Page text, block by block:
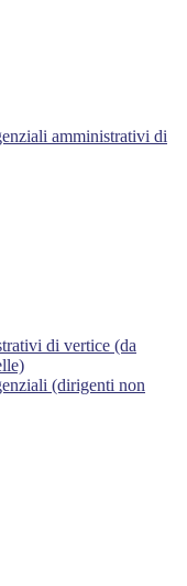
amministrativi di
di vertice (da
(dirigenti non